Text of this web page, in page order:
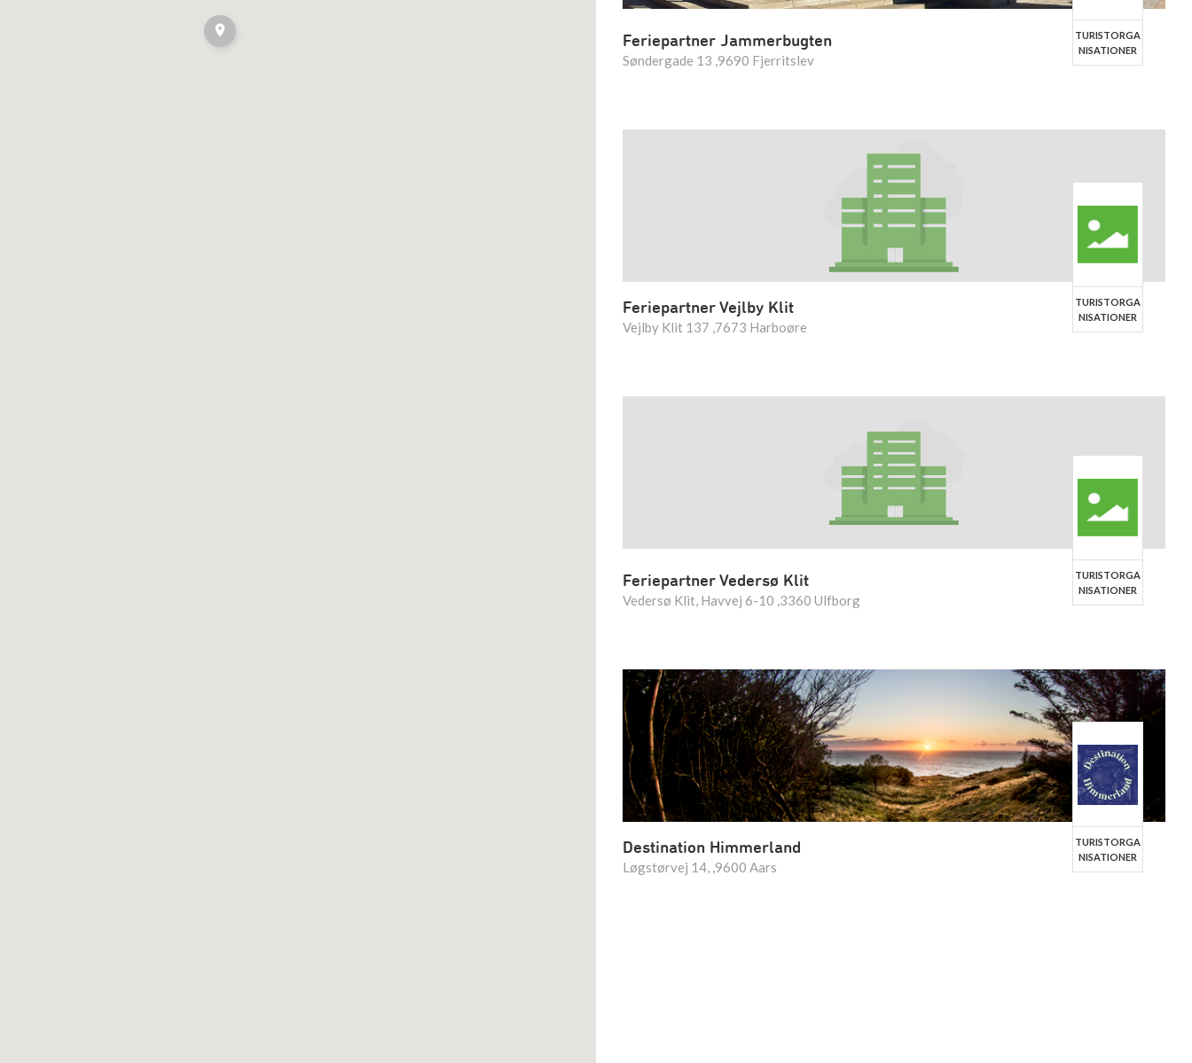
Feriepartner Jammerbugten
Søndergade 13 ,9690 Fjerritslev
TURISTORGA
NISATIONER
Feriepartner Vejlby Klit
Vejlby Klit 137 ,7673 Harboøre
TURISTORGA
NISATIONER
Feriepartner Vedersø Klit
Vedersø Klit, Havvej 6-10 ,3360 Ulfborg
TURISTORGA
NISATIONER
Destination Himmerland
Løgstørvej 14, ,9600 Aars
TURISTORGA
NISATIONER